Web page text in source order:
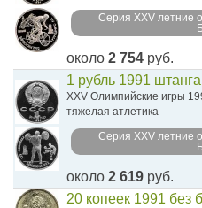
Серия XXV летние
около 2 754 руб.
1 рубль 1991
XXV Олимпийские игры
тяжелая атлетика
Серия XXV летние
около 2 619 руб.
20 копеек 1991 без